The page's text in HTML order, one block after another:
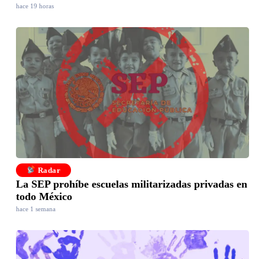
hace 19 horas
Radar
La SEP prohíbe escuelas militarizadas privadas en
todo México
hace 1 semana